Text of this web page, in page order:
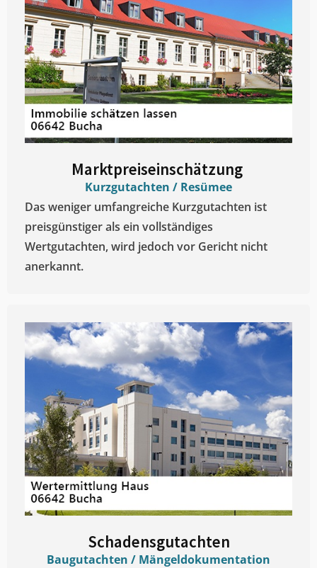
Marktpreiseinschätzung ​
Kurzgutachten / Resümee
Das weniger umfangreiche Kurzgutachten ist
preisgünstiger als ein vollständiges
Wertgutachten, wird jedoch vor Gericht nicht
anerkannt.
Schadensgutachten
Baugutachten / Mängeldokumentation